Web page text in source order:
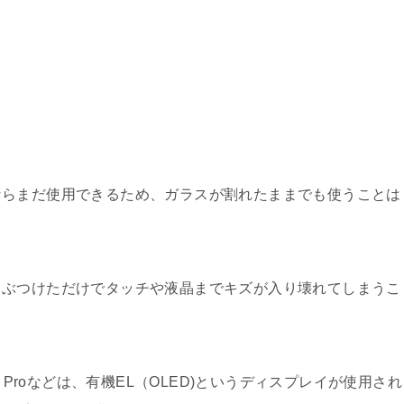
まだ使用できるため、ガラスが割れたままでも使うことは
けただけでタッチや液晶までキズが入り壊れてしまうこ
などは、有機EL（OLED)というディスプレイが使用され